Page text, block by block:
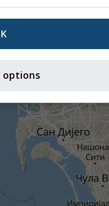
options